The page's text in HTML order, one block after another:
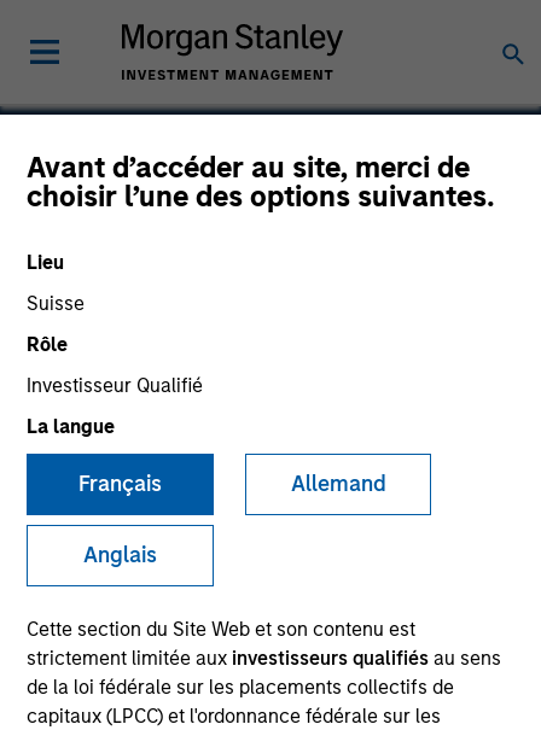
Avant d’accéder au site, merci de
choisir l’une des options suivantes.
Lieu
Suisse
Rôle
Investisseur Qualifié
La langue
Français Allemand
Anglais
Cette section du Site Web et son contenu est
strictement limitée aux investisseurs qualifiésau sens
de la loi fédérale sur les placements collectifs de
capitaux (LPCC) et l'ordonnance fédérale sur les
Cytyc
SECTOR
Healthcare